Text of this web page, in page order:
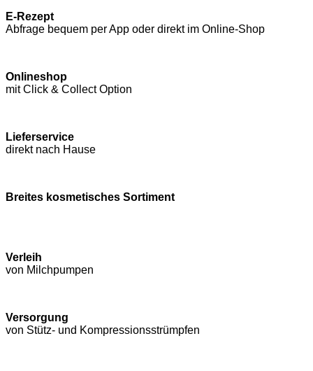
E-Rezept
Abfrage bequem per App oder direkt im Online-Shop
Onlineshop
mit Click & Collect Option
Lieferservice
direkt nach Hause
Breites kosmetisches Sortiment
Verleih
von Milchpumpen
Versorgung
von Stütz- und Kompressions­strümpfen